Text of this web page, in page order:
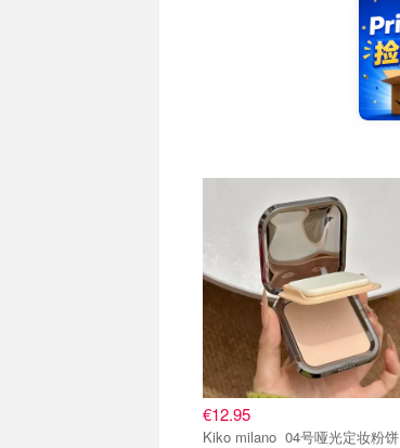
€12.95
Kiko milano 04号哑光定妆粉饼